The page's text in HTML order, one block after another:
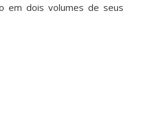
em dois volumes de seus